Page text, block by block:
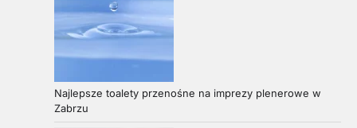
Najlepsze toalety przenośne na imprezy plenerowe w
Zabrzu